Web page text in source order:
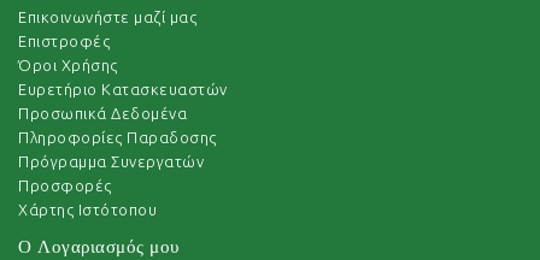
Επικοινωνήστε μαζί μας
Επιστροφές
Όροι Χρήσης
Ευρετήριο Κατασκευαστών
Προσωπικά Δεδομένα
Πληροφορίες Παραδοσης
Πρόγραμμα Συνεργατών
Προσφορές
Χάρτης Ιστότοπου
Ο Λογαριασμός μου